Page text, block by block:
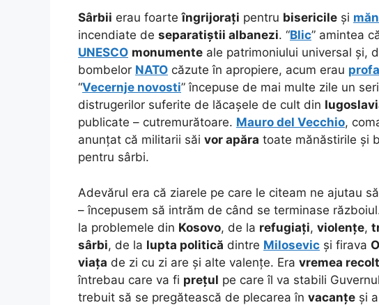
Sârbii erau foarteîngrijorați pentru bisericile și
incendiate de separatiștii albanezi. “Blic” amintea
UNESCO monumente ale patrimoniului universal și,
bombelor NATO căzute în apropiere, acum erau
“Vecernje novosti” începuse de mai multe zile un
distrugerilor suferite de lăcașele de cult din
publicate – cutremurătoare. Mauro del Vecchio,
anunțat că militarii săi vor apăra toate mănăstirile și
pentru sârbi.
Adevărul era că ziarele pe care le citeam ne ajutau
– începusem să intrăm de când se terminase
la problemele din Kosovo, de la refugiați, violențe,
sârbi, de la lupta politică dintre Milosevic și firava
viața de zi cu zi are și alte valențe. Era vremea
întrebau care va fi prețul pe care îl va stabili
trebuit să se pregătească de plecarea în vacanțe și